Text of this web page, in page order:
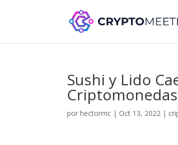
Sushi y Lido
porhectormc | Oct 13, 2022 |